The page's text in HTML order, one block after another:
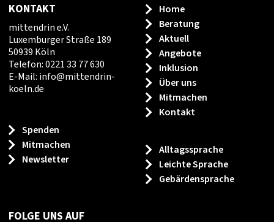
KONTAKT
mittendrin e.V.
Luxemburger Straße 189
50939 Köln
Telefon: 0221 33 77 630
E-Mail: info@mittendrin-
koeln.de
Spenden
Mitmachen
Newsletter
Home
Beratung
Aktuell
Angebote
Inklusion
Über uns
Mitmachen
Kontakt
Alltagssprache
Leichte Sprache
Gebärdensprache
FOLGE UNS AUF